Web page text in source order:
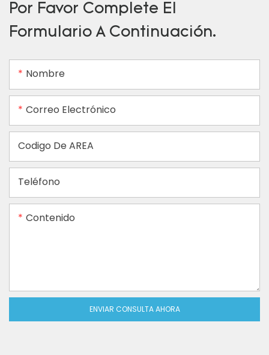
Por Favor Complete El
Formulario A Continuación.
Nombre
Correo Electrónico
Codigo De AREA
Teléfono
Contenido
ENVIAR CONSULTA AHORA